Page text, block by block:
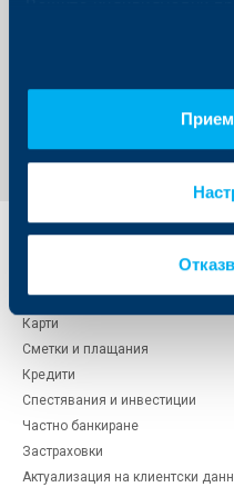
Обратно към всички
Карти
Сметки и плащания
Кредити
Спестявания и инвестиции
Частно банкиране
Застраховки
Актуализация на клиентски